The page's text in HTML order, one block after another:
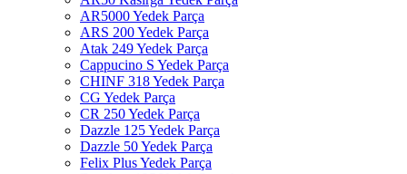
AR5000 Yedek Parça
ARS 200 Yedek Parça
Atak 249 Yedek Parça
Cappucino S Yedek Parça
CHINF 318 Yedek Parça
CG Yedek Parça
CR 250 Yedek Parça
Dazzle 125 Yedek Parça
Dazzle 50 Yedek Parça
Felix Plus Yedek Parça